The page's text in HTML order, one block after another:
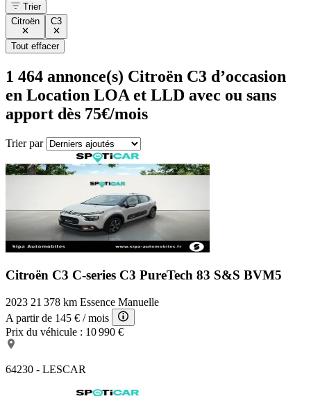
Trier
Citroën
C3
Tout effacer
1 464 annonce(s) Citroën C3 d’occasion
en Location LOA et LLD avec ou sans
apport dès 75€/mois
Trier par
Citroën C3 C-series C3 PureTech 83 S&S BVM5
2023 21 378 km Essence Manuelle
A partir de 145 € / mois
Prix du véhicule : 10 990 €
64230 - LESCAR